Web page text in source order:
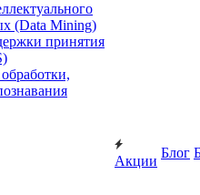
(Data Mining)
принятия
Акции
Блог